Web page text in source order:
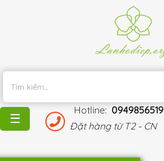
Hotline: 0949856519
Đặt hàng từ T2 - CN
MÃI
BLOG
☰